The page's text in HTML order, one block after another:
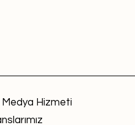
Medya Hizmeti